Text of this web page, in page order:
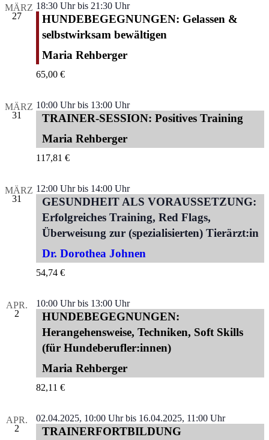
MÄRZ
27
18:30 Uhrbis 21:30 Uhr
HUNDEBEGEGNUNGEN: Gelassen &
selbstwirksam bewältigen
Maria Rehberger
65,00 €
MÄRZ
31
10:00 Uhrbis 13:00 Uhr
TRAINER-SESSION: Positives Training
Maria Rehberger
117,81 €
MÄRZ
31
12:00 Uhrbis 14:00 Uhr
GESUNDHEIT ALS VORAUSSETZUNG:
Erfolgreiches Training, Red Flags,
Überweisung zur (spezialisierten) Tierärzt:in
Dr. Dorothea Johnen
54,74 €
APR.
2
10:00 Uhrbis 13:00 Uhr
HUNDEBEGEGNUNGEN:
Herangehensweise, Techniken, Soft Skills
(für Hundeberufler:innen)
Maria Rehberger
82,11 €
APR.
2
02.04.2025, 10:00 Uhrbis 16.04.2025, 11:00 Uhr
TRAINERFORTBILDUNG